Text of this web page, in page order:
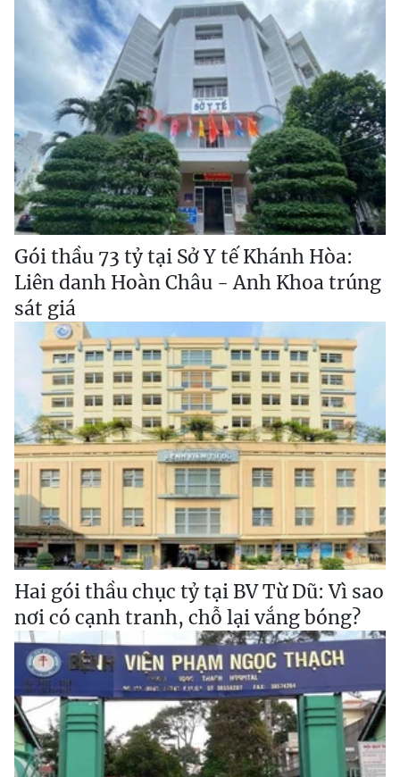
Gói thầu 73 tỷ tại Sở Y tế Khánh Hòa:
Liên danh Hoàn Châu - Anh Khoa trúng
sát giá
Hai gói thầu chục tỷ tại BV Từ Dũ: Vì sao
nơi có cạnh tranh, chỗ lại vắng bóng?